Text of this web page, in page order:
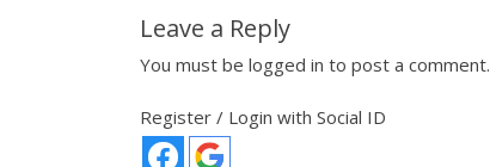
Leave a Reply
You must be logged in to post a comment.
Register / Login with Social ID